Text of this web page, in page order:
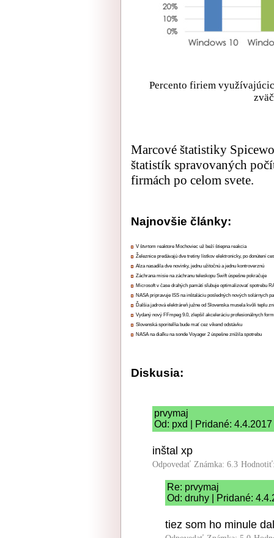
Percento firiem
Marcové štatistiky
štatistík spravovaných
firmách po celom svete.
Najnovšie články:
V štvrtom reaktore Mochoviec už beží štiepna reakcia
Železnice predávajú dve tretiny lístkov elektronicky, po donútení
Alza nasadila dve novinky, jednu užitočnú a jednu kontroverznú
Záchrana misie na záchranu teleskopu Swift úspešne pokračuje
Microsoft v čase drahých pamätí sľubuje optimalizovať spotrebu
NASA pripravuje ISS na inštaláciu posledných nových solárnych
Ďalšia jadrová elektráreň južne od Slovenska musela kvôli teplu
Vydaný nový FFmpeg 9.0, zlepšil akceleráciu profesionálnych
Slovenská sporiteľňa bude mať cez víkend odstávku
NASA na diaľku na sonde Voyager 2 úspešne znížila spotrebu
Diskusia:
prvymaj
Od: pxd | Pridané:
inštal xp
Odpovedať Známka: 6.3
Re: prvymaj
Od: druhy | Pridané:
tiez som ho minule